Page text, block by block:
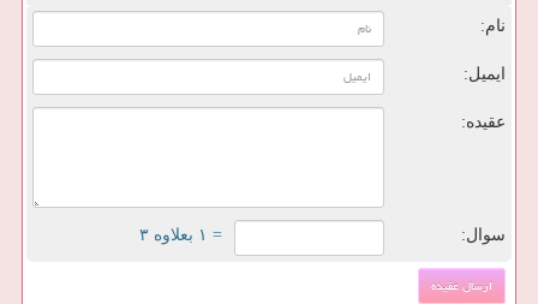
نام:
ایمیل:
عقیده:
سوال: = ۱ بعلاوه ۳